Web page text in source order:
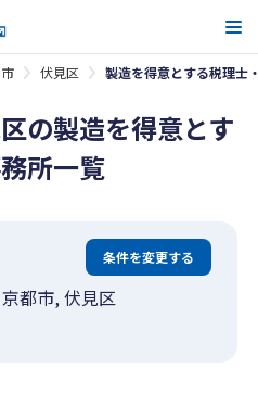
伏見区 製造を得意とする税理士
の製造を得意とす
所一覧
条件を変更する
都市, 伏見区